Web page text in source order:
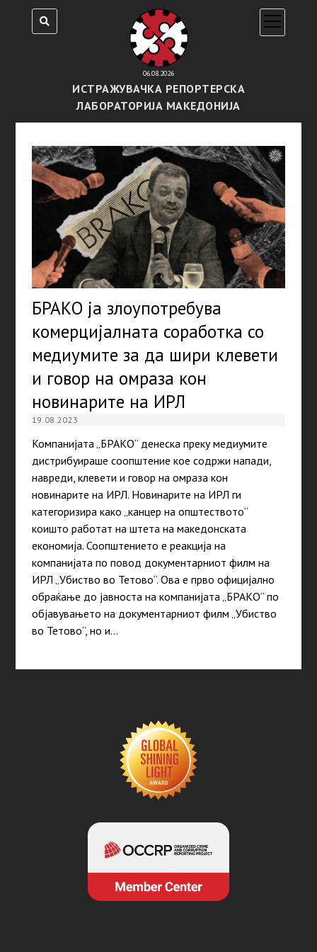
06.08.2026
ИСТРАЖУВАЧКА РЕПОРТЕРСКА
ЛАБОРАТОРИЈА МАКЕДОНИЈА
open
menu
БРАКО ја злоупотребува
комерцијалната соработка со
медиумите за да шири клевети
и говор на омраза кон
новинарите на ИРЛ
19.08.2023
Компанијата „БРАКО“ денеска преку медиумите
дистрибуираше соопштение кое содржи напади,
навреди, клевети и говор на омраза кон
новинарите на ИРЛ. Новинарите на ИРЛ ги
категоризира како „канцер на општеството“
коишто работат на штета на македонската
економија. Соопштението е реакција на
компанијата по повод документарниот филм на
ИРЛ „Убиство во Тетово“. Ова е прво официјално
обраќање до јавноста на компанијата „БРАКО“ по
објавувањето на документарниот филм „Убиство
во Тетово“, но и…